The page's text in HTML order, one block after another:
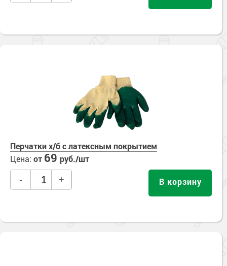
Перчатки х/б с латексным покрытием
Цена: от 69 руб./шт
- + В корзину